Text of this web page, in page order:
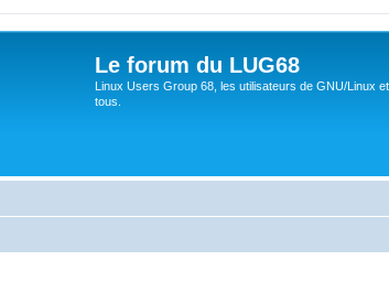
Le forum du LUG68
Linux Users Group 68, les utilisateurs de GNU/Linux
tous.